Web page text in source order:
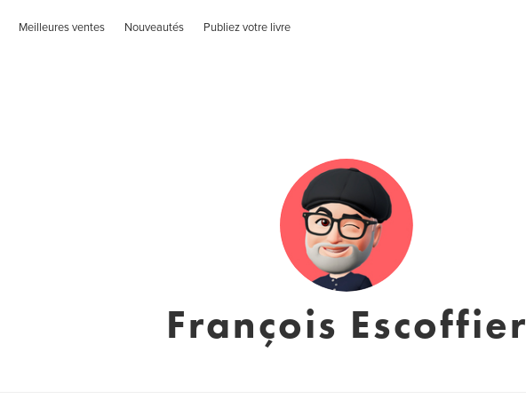
Meilleures ventes Nouveautés Publiez votre livre
François Escoffier